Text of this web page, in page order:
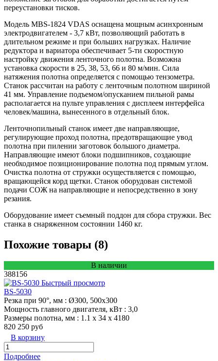
переустановки тисков.
Модель MBS-1824 VDAS оснащена мощным асинхронным
электродвигателем - 3,7 кВт, позволяющий работать в
длительном режиме и при больших нагрузках. Наличие
редуктора и вариатора обеспечивает 5-ти скоростную
настройку движения ленточного полотна. Возможна
установка скорости в 25, 38, 53, 66 и 80 м/мин. Сила
натяжения полотна определяется с помощью тензометра.
Станок рассчитан на работу с ленточным полотном шириной
41 мм. Управление подъемом/опусканием пильной рамы
располагается на пульте управления с дисплеем интерфейса
человек/машина, вынесенного в отдельный блок.
Ленточнопильный станок имеет две направляющие,
регулирующие проход полотна, предотвращающие увод
полотна при пилении заготовок большого диаметра.
Направляющие имеют блоки подшипников, создающие
необходимое позиционирование полотна под прямым углом.
Очистка полотна от стружки осуществляется с помощью,
вращающейся корд щетки. Станок оборудован системой
подачи СОЖ на направляющие и непосредственно в зону
резания.
Оборудование имеет съемный поддон для сбора стружки. Вес
станка в снаряженном состоянии 1460 кг.
Похожие товары (8)
В наличии
388156
Быстрый просмотр
BS-5030
Резка при 90°, мм : Ø300, 500x300
Мощность главного двигателя, кВт : 3,0
Размеры полотна, мм : 1.1 x 34 x 4180
820 250 руб
В корзину
Подробнее